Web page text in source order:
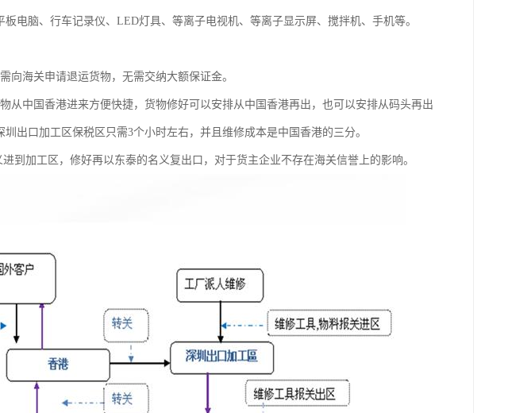
电脑、行车记录仪、LED灯具、等离子电视机、等离子显示屏、搅拌机、手机等。
向海关申请退运货物，无需交纳大额保证金。
从中国香港进来方便快捷，货物修好可以安排从中国香港再出，也可以安排从码头再出
出口加工区保税区只需3个小时左右，并且维修成本是中国香港的三分。
到加工区，修好再以东泰的名义复出口，对于货主企业不存在海关信誉上的影响。